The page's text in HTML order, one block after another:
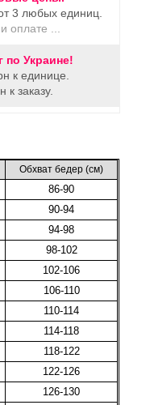
3 любых единиц.
оплате ...
по Украине!
к единице.
к заказу.
Обхват бедер (cм)
86-90
90-94
94-98
98-102
102-106
106-110
110-114
114-118
118-122
122-126
126-130